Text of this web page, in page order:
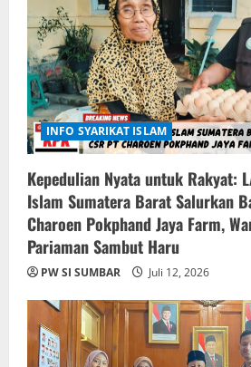
INFO SYARIKAT ISLAM
Kepedulian Nyata untuk Rakyat:
Islam Sumatera Barat Salurkan
Charoen Pokphand Jaya Farm,
Pariaman Sambut Haru
PW SI SUMBAR Juli 12, 2026